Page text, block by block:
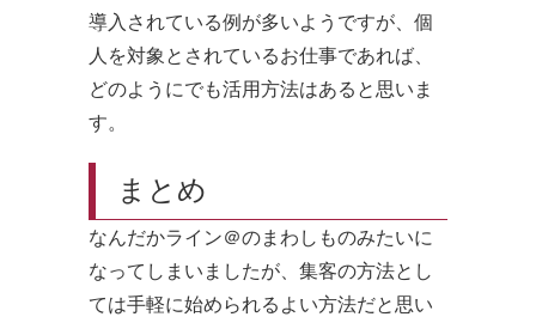
導入されている例が多いようですが、個
人を対象とされているお仕事であれば、
どのようにでも活用方法はあると思いま
す。
まとめ
なんだかライン＠のまわしものみたいに
なってしまいましたが、集客の方法とし
ては手軽に始められるよい方法だと思い